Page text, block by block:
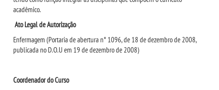
acadêmico.
Ato Legal de Autorização
Enfermagem (Portaria de abertura n° 1096, de 18 de dezembro de 2008,
publicada no D.O.U em 19 de dezembro de 2008)
Coordenador do Curso